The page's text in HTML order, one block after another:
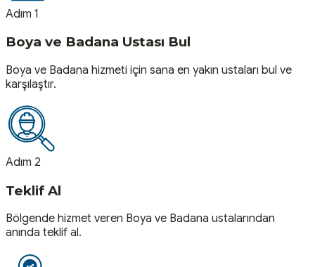
Adım 1
Boya ve Badana Ustası Bul
Boya ve Badana hizmeti için sana en yakın ustaları bul ve
karşılaştır.
Adım 2
Teklif Al
Bölgende hizmet veren Boya ve Badana ustalarından
anında teklif al.